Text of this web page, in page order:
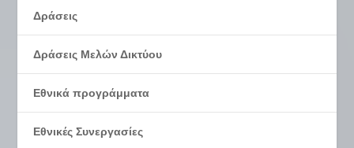
Δράσεις
Δράσεις Μελών Δικτύου
Εθνικά προγράμματα
Εθνικές Συνεργασίες